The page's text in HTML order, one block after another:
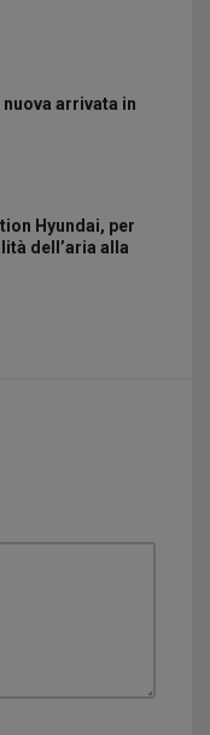
arrivata in
Hyundai, per
dell’aria alla